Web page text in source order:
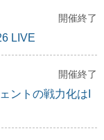
開催終了
LIVE
開催終了
ントの戦力化はI